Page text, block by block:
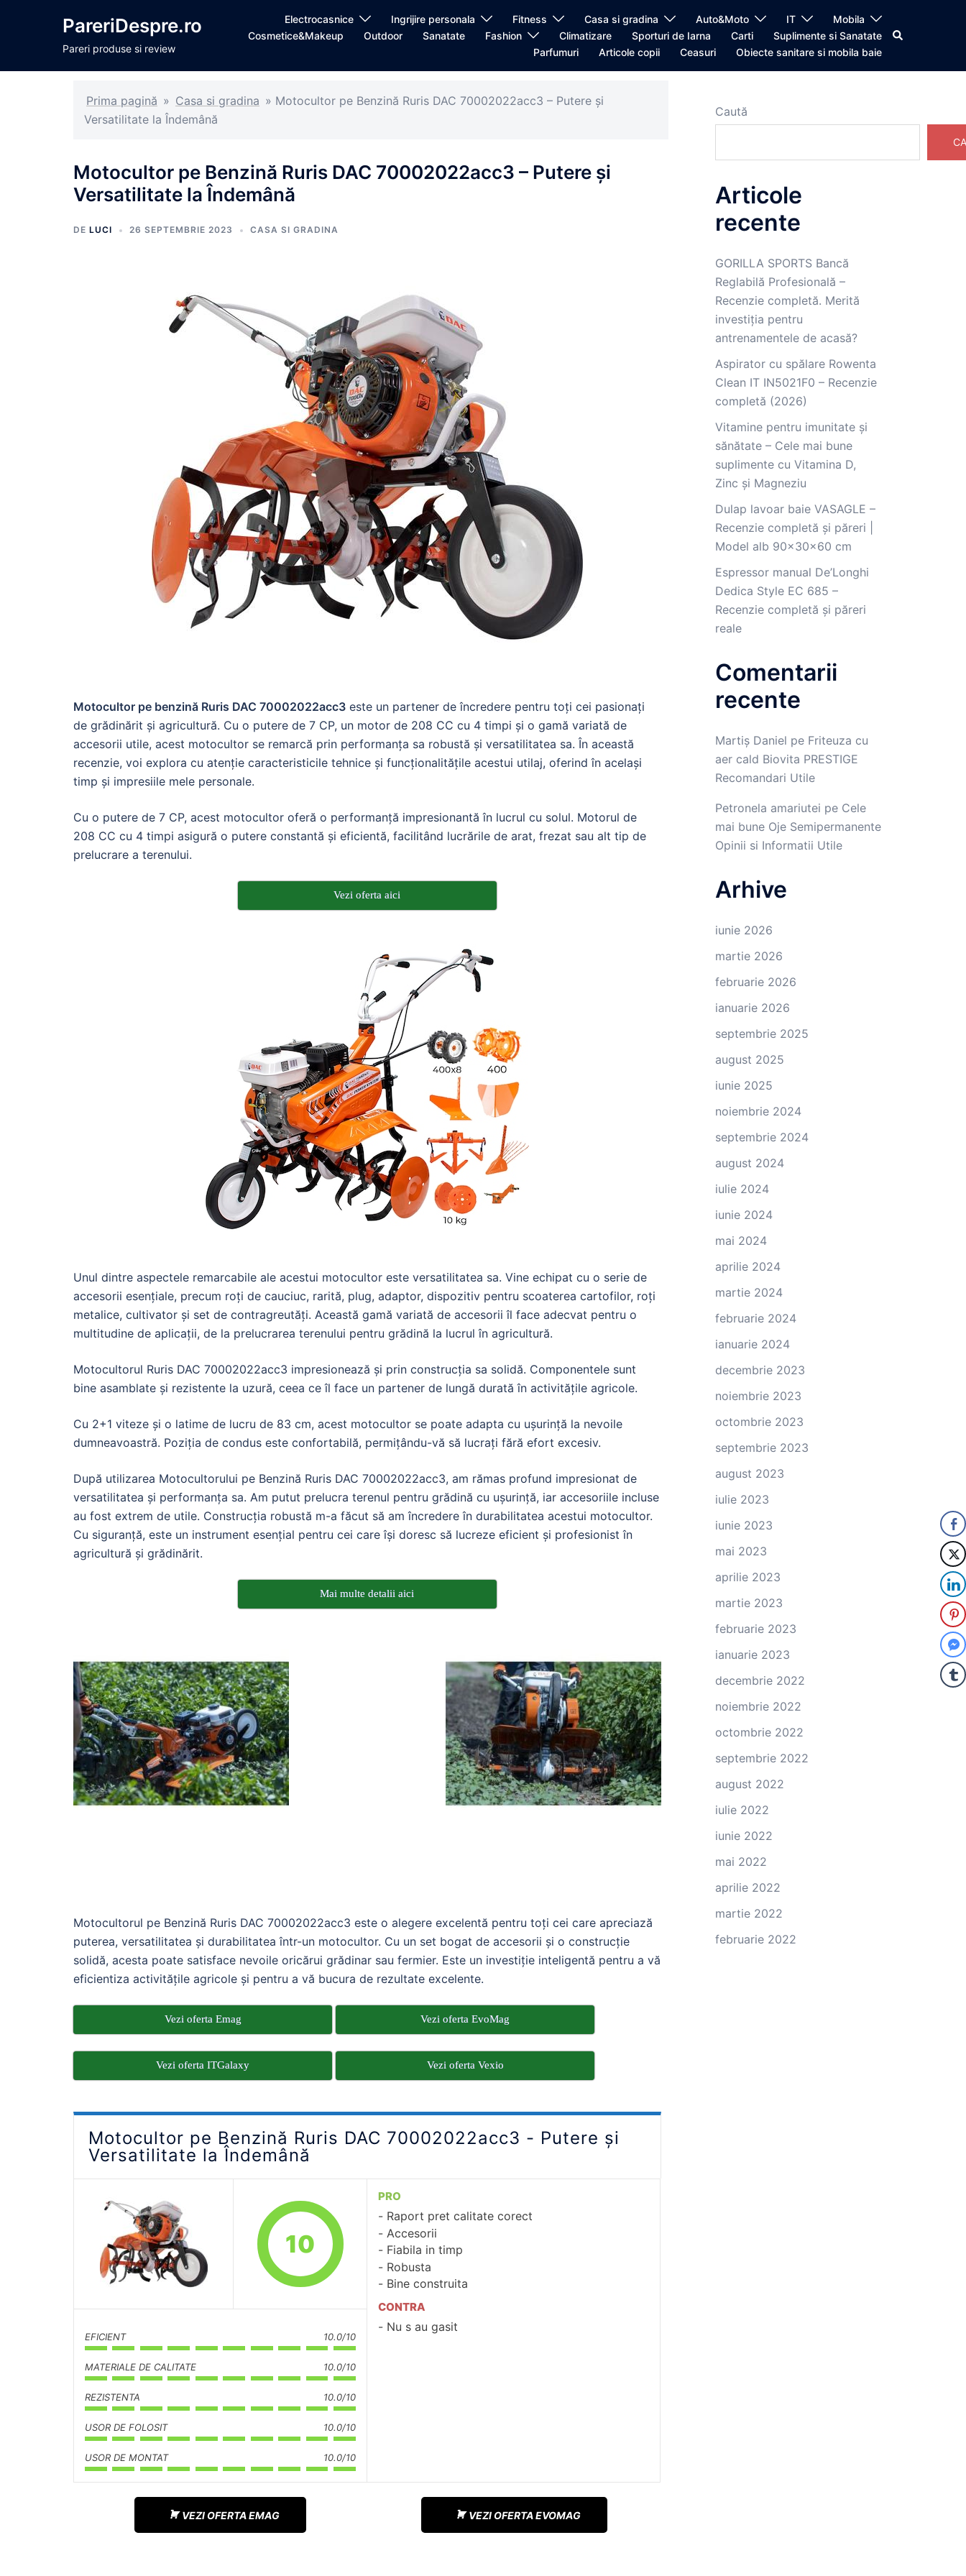
PareriDespre.ro
Pareri produse si review
Electrocasnice Ingrijire personala Fitness Casa si gradina Auto&Moto IT
Mobila
Cosmetice&Makeup
Outdoor Sanatate Fashion Climatizare Sporturi de Iarna Carti
Suplimente si Sanatate
Parfumuri
Articole copii Ceasuri Obiecte sanitare si mobila baie
Caută
Prima pagină » Casa si gradina » Motocultor pe Benzină Ruris DAC 70002022acc3 – Putere și
Versatilitate la Îndemână
Motocultor pe Benzină Ruris DAC 70002022acc3 – Putere și
Versatilitate la Îndemână
DE LUCI 26 SEPTEMBRIE 2023 CASA SI GRADINA
Motocultor pe benzină Ruris DAC 70002022acc3 este un partener de încredere pentru toți cei pasionați
de grădinărit și agricultură. Cu o putere de 7 CP, un motor de 208 CC cu 4 timpi și o gamă variată de
accesorii utile, acest motocultor se remarcă prin performanța sa robustă și versatilitatea sa. În această
recenzie, voi explora cu atenție caracteristicile tehnice și funcționalitățile acestui utilaj, oferind în același
timp și impresiile mele personale.
Cu o putere de 7 CP, acest motocultor oferă o performanță impresionantă în lucrul cu solul. Motorul de
208 CC cu 4 timpi asigură o putere constantă și eficientă, facilitând lucrările de arat, frezat sau alt tip de
prelucrare a terenului.
Vezi oferta aici
Unul dintre aspectele remarcabile ale acestui motocultor este versatilitatea sa. Vine echipat cu o serie de
accesorii esențiale, precum roți de cauciuc, rarită, plug, adaptor, dispozitiv pentru scoaterea cartofilor, roți
metalice, cultivator și set de contragreutăți. Această gamă variată de accesorii îl face adecvat pentru o
multitudine de aplicații, de la prelucrarea terenului pentru grădină la lucrul în agricultură.
Motocultorul Ruris DAC 70002022acc3 impresionează și prin construcția sa solidă. Componentele sunt
bine asamblate și rezistente la uzură, ceea ce îl face un partener de lungă durată în activitățile agricole.
Cu 2+1 viteze și o latime de lucru de 83 cm, acest motocultor se poate adapta cu ușurință la nevoile
dumneavoastră. Poziția de condus este confortabilă, permițându-vă să lucrați fără efort excesiv.
După utilizarea Motocultorului pe Benzină Ruris DAC 70002022acc3, am rămas profund impresionat de
versatilitatea și performanța sa. Am putut prelucra terenul pentru grădină cu ușurință, iar accesoriile incluse
au fost extrem de utile. Construcția robustă m-a făcut să am încredere în durabilitatea acestui motocultor.
Cu siguranță, este un instrument esențial pentru cei care își doresc să lucreze eficient și profesionist în
agricultură și grădinărit.
Mai multe detalii aici
Motocultorul pe Benzină Ruris DAC 70002022acc3 este o alegere excelentă pentru toți cei care apreciază
puterea, versatilitatea și durabilitatea într-un motocultor. Cu un set bogat de accesorii și o construcție
solidă, acesta poate satisface nevoile oricărui grădinar sau fermier. Este un investiție inteligentă pentru a vă
eficientiza activitățile agricole și pentru a vă bucura de rezultate excelente.
Vezi oferta Emag Vezi oferta EvoMag
Vezi oferta ITGalaxy Vezi oferta Vexio
Motocultor pe Benzină Ruris DAC 70002022acc3 - Putere și
Versatilitate la Îndemână
10
EFICIENT 10.0/10
MATERIALE DE CALITATE 10.0/10
REZISTENTA 10.0/10
USOR DE FOLOSIT 10.0/10
USOR DE MONTAT 10.0/10
PRO
Raport pret calitate corect
Accesorii
Fiabila in timp
Robusta
Bine construita
CONTRA
Nu s au gasit
VEZI OFERTA EMAG VEZI OFERTA EVOMAG
Caută
Articole
recente
GORILLA SPORTS Bancă
Reglabilă Profesională –
Recenzie completă. Merită
investiția pentru
antrenamentele de acasă?
Aspirator cu spălare Rowenta
Clean IT IN5021F0 – Recenzie
completă (2026)
Vitamine pentru imunitate și
sănătate – Cele mai bune
suplimente cu Vitamina D,
Zinc și Magneziu
Dulap lavoar baie VASAGLE –
Recenzie completă și păreri |
Model alb 90x30x60 cm
Espressor manual De’Longhi
Dedica Style EC 685 –
Recenzie completă și păreri
reale
Comentarii
recente
Martiș Daniel pe Friteuza cu
aer cald Biovita PRESTIGE
Recomandari Utile
Petronela amariutei pe Cele
mai bune Oje Semipermanente
Opinii si Informatii Utile
Arhive
iunie 2026
martie 2026
februarie 2026
ianuarie 2026
septembrie 2025
august 2025
iunie 2025
noiembrie 2024
septembrie 2024
august 2024
iulie 2024
iunie 2024
mai 2024
aprilie 2024
martie 2024
februarie 2024
ianuarie 2024
decembrie 2023
noiembrie 2023
octombrie 2023
septembrie 2023
august 2023
iulie 2023
iunie 2023
mai 2023
aprilie 2023
martie 2023
februarie 2023
ianuarie 2023
decembrie 2022
noiembrie 2022
octombrie 2022
septembrie 2022
august 2022
iulie 2022
iunie 2022
mai 2022
aprilie 2022
martie 2022
februarie 2022